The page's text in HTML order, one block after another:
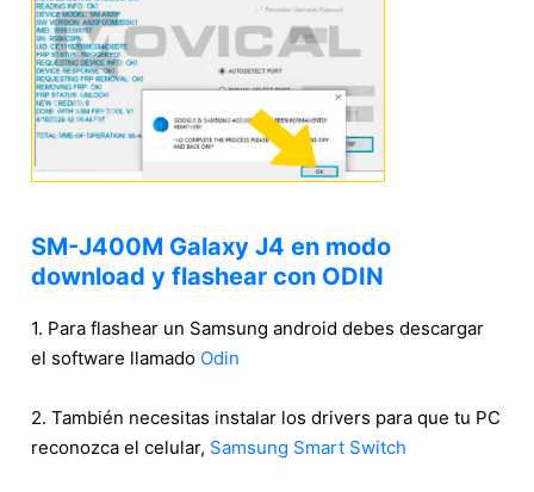
SM-J400M Galaxy J4 en modo
download y flashear con ODIN
1. Para flashear un Samsung android debes descargar
el software llamado Odin
2. También necesitas instalar los drivers para que tu PC
reconozca el celular, Samsung Smart Switch